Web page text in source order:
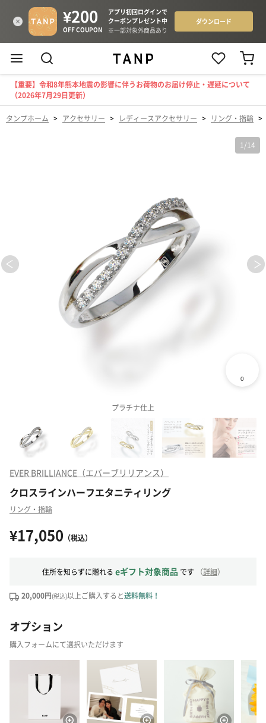
【重要】令和8年熊本地震の影響に伴うお荷物のお届け停止・遅延について
（2026年7月29日更新）
タンプホーム > アクセサリー > レディースアクセサリー > リング・指輪 >
1 /14
プラチナ仕上
EVER BRILLIANCE（エバーブリリアンス）
クロスラインハーフエタニティリング
リング・指輪
¥17,050 （税込）
住所を知らずに贈れる eギフト対象商品 です （詳細）
20,000円(税込)以上ご購入すると送料無料！
オプション
購入フォームにて選択いただけます